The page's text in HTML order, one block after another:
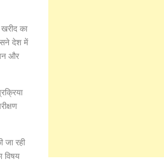
का
देश में
और
जा रही
विषय